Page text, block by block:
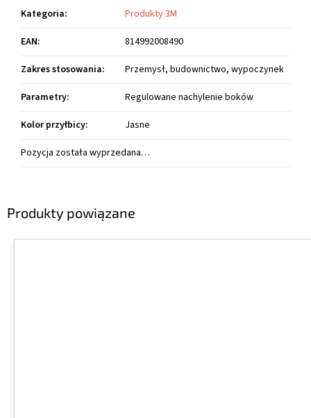
Produkty powiązane
Kategoria:
Produkty 3M
EAN:
814992008490
Zakres stosowania:
Przemysł, budownictwo, wypoczynek
Parametry:
Regulowane nachylenie boków
Kolor przyłbicy:
Jasne
Pozycja została wyprzedana…